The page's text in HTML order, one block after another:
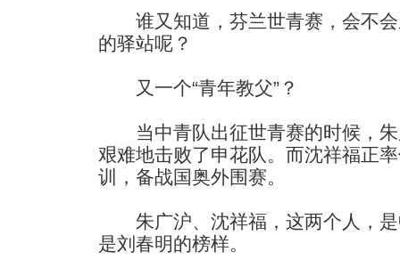
谁又知道，芬兰世青赛，会不会
的驿站呢？
又一个“青年教父”？
当中青队出征世青赛的时候，朱
艰难地击败了申花队。而沈祥福正
训，备战国奥外围赛。
朱广沪、沈祥福，这两个人，是
是刘春明的榜样。